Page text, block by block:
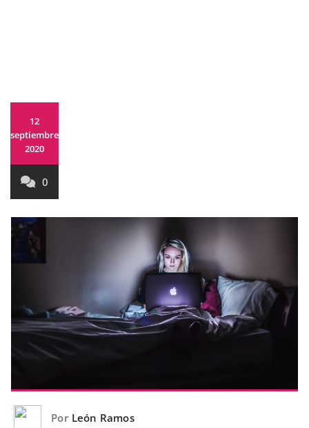
12
septiembre,
2020
0
Por León Ramos